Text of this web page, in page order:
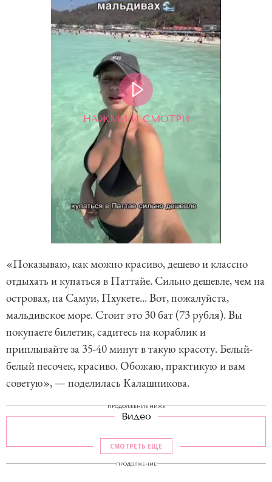
НАЖМИ И СМОТРИ
«Показываю, как можно красиво, дешево и классно
отдыхать и купаться в Паттайе. Сильно дешевле, чем на
островах, на Самуи, Пхукете... Вот, пожалуйста,
мальдивское море. Стоит это 30 бат (73 рубля). Вы
покупаете билетик, садитесь на кораблик и
приплывайте за 35-40 минут в такую красоту. Белый-
белый песочек, красиво. Обожаю, практикую и вам
советую», — поделилась Калашникова.
ПРОДОЛЖЕНИЕ НИЖЕ
Видео
СМОТРЕТЬ ЕЩЕ
ПРОДОЛЖЕНИЕ